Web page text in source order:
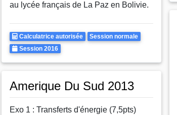
au lycée français de La Paz en Bolivie.
Calculatrice
Autorisee
Calculatrice autorisée Rattrapages
Session normale
Annee
Session 2016
Amerique Du Sud 2013
Exo 1 : Transferts d'énergie (7,5pts)